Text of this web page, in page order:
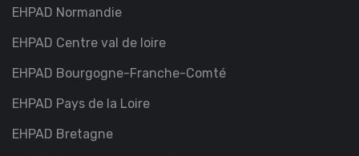
EHPAD Normandie
EHPAD Centre val de loire
EHPAD Bourgogne-Franche-Comté
EHPAD Pays de la Loire
EHPAD Bretagne